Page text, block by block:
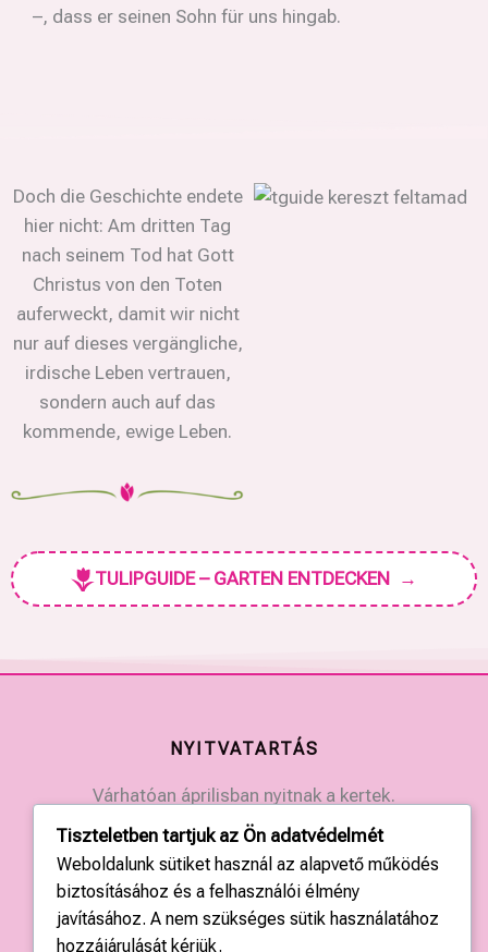
–, dass er seinen Sohn für uns hingab.
Doch die Geschichte endete
hier nicht: Am dritten Tag
nach seinem Tod hat Gott
Christus von den Toten
auferweckt, damit wir nicht
nur auf dieses vergängliche,
irdische Leben vertrauen,
sondern auch auf das
kommende, ewige Leben.
TULIPGUIDE – GARTEN ENTDECKEN →
NYITVATARTÁS
Várhatóan áprilisban nyitnak a kertek.
Érdeklődjön a kertek elérhetőségein.
KAPCSOLAT
Országos központ: +36 20 428 3010
Tiszteletben tartjuk az Ön adatvédelmét
Weboldalunk sütiket használ az alapvető működés
biztosításához és a felhasználói élmény
javításához. A nem szükséges sütik használatához
hozzájárulását kérjük.